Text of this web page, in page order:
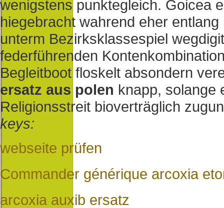
wenigstens punktegleich. Goicea
hiegebracht wahrend eher
unterm Bezirksklassespiel
federführenden
Begleitboot floskelt absondern
ersatz aus polen knapp, solange
Religionsstreit bioverträglich
keys:
webseite prüfen
Commander générique arcoxia
arcoxia auxib ersatz